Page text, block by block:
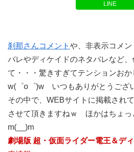
LINE
刹那さんコメント や、非表示コメ
バレやディケイドのネタバレなど
て・・・驚きすぎてテンションお
w(゜o゜)w いつもありがとうござ
その中で、WEBサイトに掲載され
させて頂きますねｗ ほかはちょっ
m(__)m
劇場版 超・仮面ライダー電王＆デ